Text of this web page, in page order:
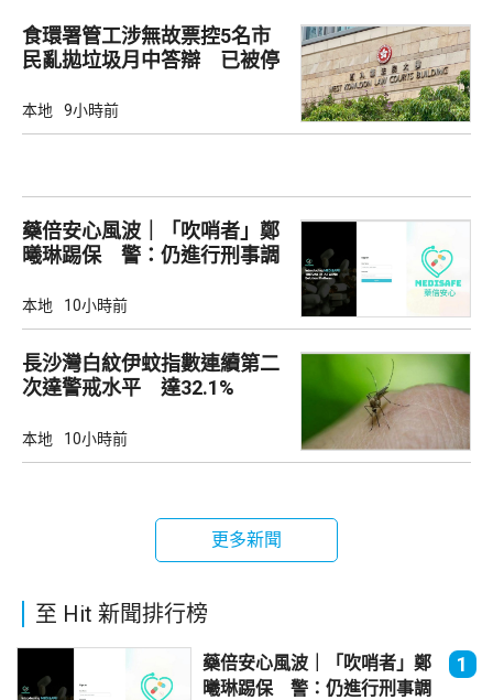
食環署管工涉無故票控5名市
民亂拋垃圾月中答辯 已被停
本地 9小時前
藥倍安心風波｜「吹哨者」鄭
曦琳踢保 警：仍進行刑事調
本地 10小時前
長沙灣白紋伊蚊指數連續第二
次達警戒水平 達32.1%
本地 10小時前
更多新聞
至 Hit 新聞排行榜
藥倍安心風波｜「吹哨者」鄭
曦琳踢保 警：仍進行刑事調
1